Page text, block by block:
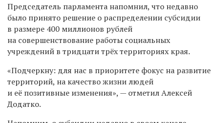
Председатель парламента напомнил, что недавно
было принято решение о распределении субсидии
в размере 400 миллионов рублей
на совершенствование работы социальных
учреждений в тридцати трёх территориях края.
«Подчеркну: для нас в приоритете фокус на развитие
территорий, на качество жизни людей
и её позитивные изменения», — отметил Алексей
Додатко.